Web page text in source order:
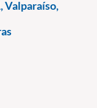
Valparaíso,